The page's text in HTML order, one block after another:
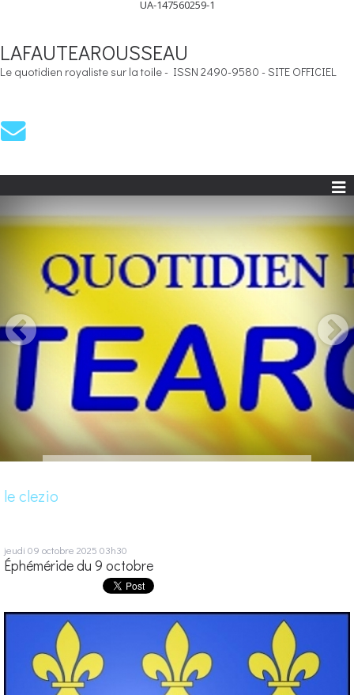
UA-147560259-1
LAFAUTEAROUSSEAU
Le quotidien royaliste sur la toile - ISSN 2490-9580 - SITE OFFICIEL
le clezio
jeudi 09 octobre 2025 03h30
Éphéméride du 9 octobre